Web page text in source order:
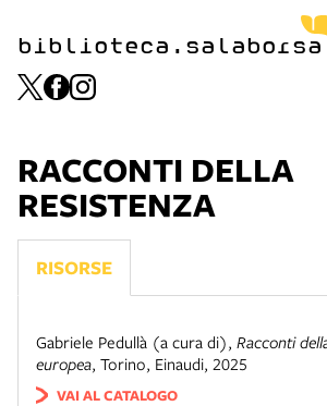
biblioteca.salaborsa
RACCONTI DELLA
RESISTENZA
RISORSE
Gabriele Pedullà (a cura di), Racconti
europea, Torino, Einaudi, 2025
VAI AL CATALOGO